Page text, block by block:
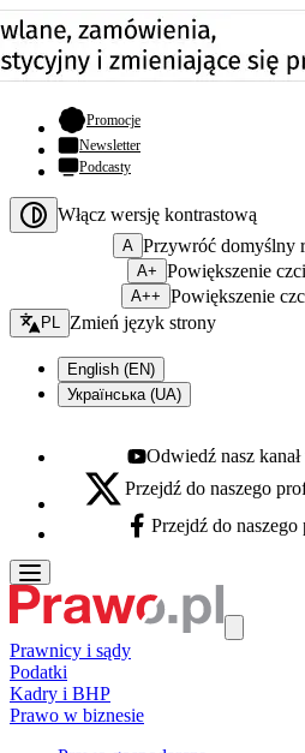
Promocje- otwiera się w nowej karcie
Newsletter
Podcasty
Włącz wersję kontrastową
A Przywróć domyślny
A+ Powiększenie
A++ Powiększenie
Zmień język - bieżący:
PL Zmień język strony
English (EN)
Українська (UA)
Youtube - otwiera się w nowej
Odwiedź nasz
X - otwiera się w nowej karcie
Przejdź do naszego
Facebook - otwiera się w
Przejdź do
Prawnicy i sądy
Podatki
Kadry i BHP
Prawo w biznesie